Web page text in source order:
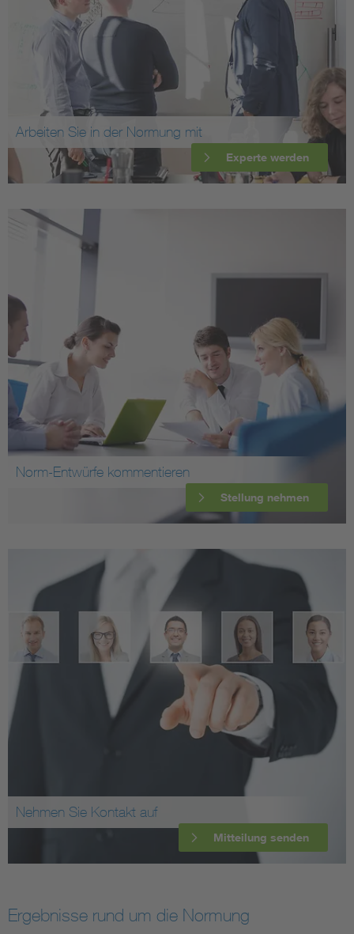
Arbeiten Sie in der Normung mit
Experte werden
Norm-Entwürfe kommentieren
Stellung nehmen
Nehmen Sie Kontakt auf
Mitteilung senden
Ergebnisse rund um die Normung